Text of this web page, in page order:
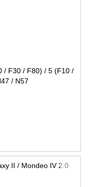
/ F30 / F80) / 5 (F10 /
/ N57